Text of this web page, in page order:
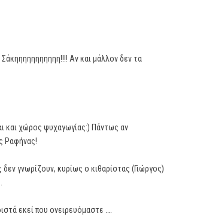
Αν και μάλλον δεν τα
και χώρος ψυχαγωγίας:) Πάντως αν
Ραφήνας!
γνωρίζουν, κυρίως ο κιθαρίστας (Γιώργος)
εκεί που ονειρευόμαστε ….